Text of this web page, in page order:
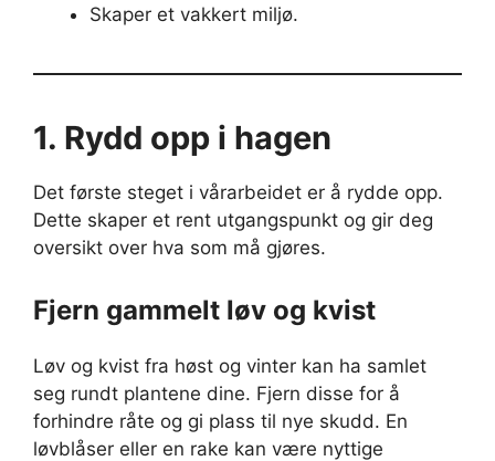
Skaper et vakkert miljø.
1. Rydd opp i hagen
Det første steget i vårarbeidet er å rydde opp.
Dette skaper et rent utgangspunkt og gir deg
oversikt over hva som må gjøres.
Fjern gammelt løv og kvist
Løv og kvist fra høst og vinter kan ha samlet
seg rundt plantene dine. Fjern disse for å
forhindre råte og gi plass til nye skudd. En
løvblåser eller en rake kan være nyttige